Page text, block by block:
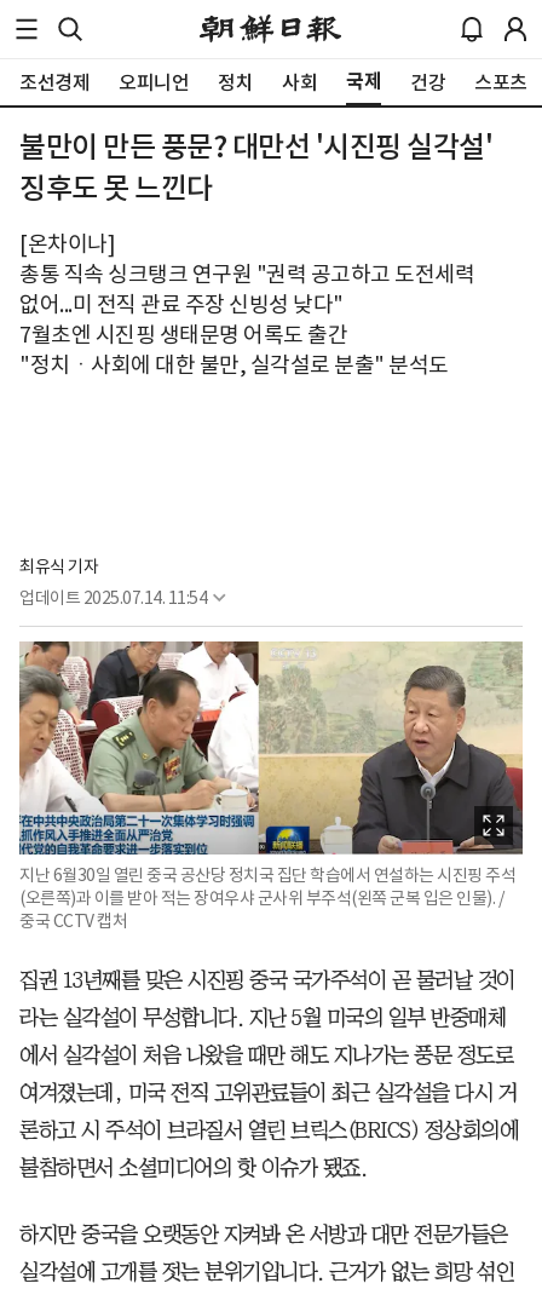
조선경제 오피니언 정치 사회 국제 건강 스포츠
불만이 만든 풍문? 대만선 '시진핑 실각설'
징후도 못 느낀다
[온차이나]
총통 직속 싱크탱크 연구원 "권력 공고하고 도전세력
없어...미 전직 관료 주장 신빙성 낮다"
7월초엔 시진핑 생태문명 어록도 출간
"정치ㆍ사회에 대한 불만, 실각설로 분출" 분석도
최유식 기자
업데이트 2025.07.14. 11:54
지난 6월30일 열린 중국 공산당 정치국 집단 학습에서 연설하는 시진핑 주석
(오른쪽)과 이를 받아 적는 장여우샤 군사위 부주석(왼쪽 군복 입은 인물). /
중국 CCTV 캡처
집권 13년째를 맞은 시진핑 중국 국가주석이 곧 물러날 것이
라는 실각설이 무성합니다. 지난 5월 미국의 일부 반중매체
에서 실각설이 처음 나왔을 때만 해도 지나가는 풍문 정도로
여겨졌는데, 미국 전직 고위관료들이 최근 실각설을 다시 거
론하고 시 주석이 브라질서 열린 브릭스(BRICS) 정상회의에
불참하면서 소셜미디어의 핫 이슈가 됐죠.
하지만 중국을 오랫동안 지켜봐 온 서방과 대만 전문가들은
실각설에 고개를 젓는 분위기입니다. 근거가 없는 희망 섞인